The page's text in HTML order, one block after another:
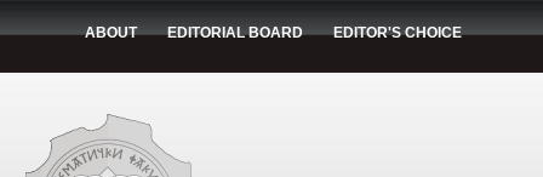
ABOUT EDITORIAL BOARD EDITOR'S CHOICE